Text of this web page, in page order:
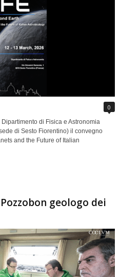
0
Dipartimento di Fisica e Astronomia
di Sesto Fiorentino) il convegno
and the Future of Italian
geologo dei